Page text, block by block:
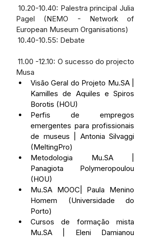
Pagel (NEMO - Network of
European Museum Organisations)
10.40-10.55: Debate
11.00 -12.10: O sucesso do projecto
Musa
Visão Geral do Projeto Mu.SA |
Kamilles de Aquiles e Spiros
Borotis (HOU)
Perfis de empregos
emergentes para profissionais
de museus | Antonia Silvaggi
(MeltingPro)
Metodologia Mu.SA |
Panagiota Polymeropoulou
(HOU)
Mu.SA MOOC| Paula Menino
Homem (Universidade do
Porto)
Cursos de formação mista
Mu.SA | Eleni Damianou